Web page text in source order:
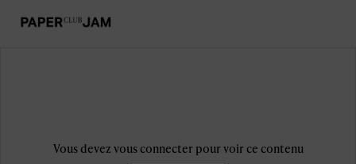
Vous devez vous connecter pour voir ce contenu